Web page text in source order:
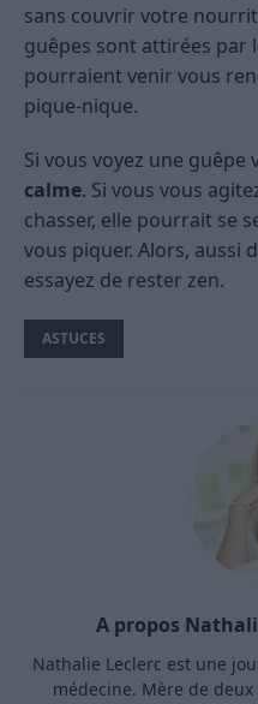
sans couvrir votre
guêpes sont attirées par
pourraient venir vous
pique-nique.
Si vous voyez une
calme. Si vous vous
chasser, elle pourrait se
vous piquer. Alors, aussi
essayez de rester zen.
ASTUCES
A propos
Nathalie Leclerc est une
médecine. Mère de